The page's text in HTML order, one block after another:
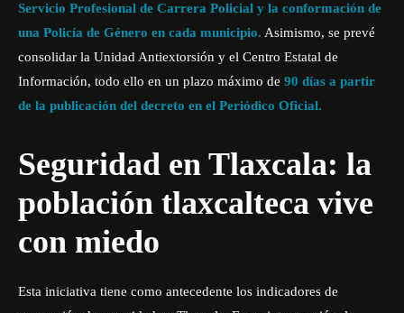
Servicio Profesional de Carrera Policial y la conformación de
una Policía de Género en cada municipio. Asimismo, se prevé
consolidar la Unidad Antiextorsión y el Centro Estatal de
Información, todo ello en un plazo máximo de 90 días a partir
de la publicación del decreto en el Periódico Oficial.
Seguridad en Tlaxcala: la
población tlaxcalteca vive
con miedo
Esta iniciativa tiene como antecedente los indicadores de